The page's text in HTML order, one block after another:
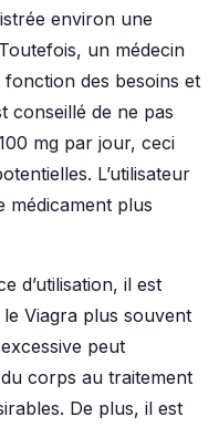
environ une
un médecin
des besoins et
conseillé de ne pas
mg par jour, ceci
L’utilisateur
médicament plus
d’utilisation, il est
Viagra plus souvent
peut
corps au traitement
De plus, il est